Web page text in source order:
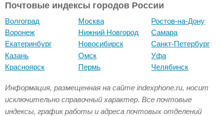
Почтовые индексы городов России
Волгоград
Воронеж
Екатеринбург
Казань
Красноярск
Москва
Нижний Новгород
Новосибирск
Омск
Пермь
Ростов-на-Дону
Самара
Санкт-Петербург
Уфа
Челябинск
Информация, размещенная на сайте indexphone.ru, носит
исключительно справочный характер. Все почтовые
индексы, график работы и адреса почтовых отделений